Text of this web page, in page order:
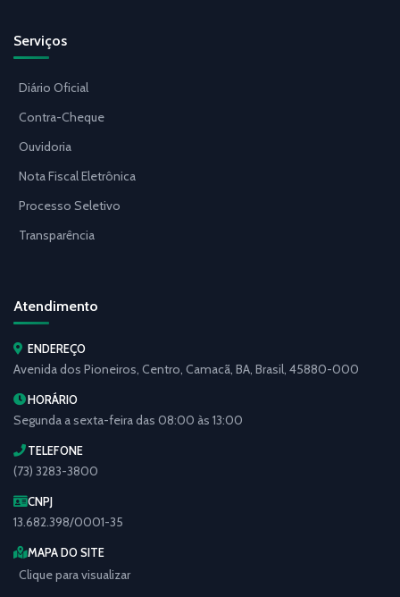
Serviços
Diário Oficial
Contra-Cheque
Ouvidoria
Nota Fiscal Eletrônica
Processo Seletivo
Transparência
Atendimento
ENDEREÇO
Avenida dos Pioneiros, Centro, Camacã, BA, Brasil, 45880-000
HORÁRIO
Segunda a sexta-feira das 08:00 às 13:00
TELEFONE
(73) 3283-3800
CNPJ
13.682.398/0001-35
MAPA DO SITE
Clique para visualizar